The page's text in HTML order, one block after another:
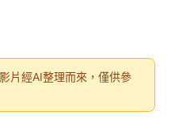
片經AI整理而來，僅供參